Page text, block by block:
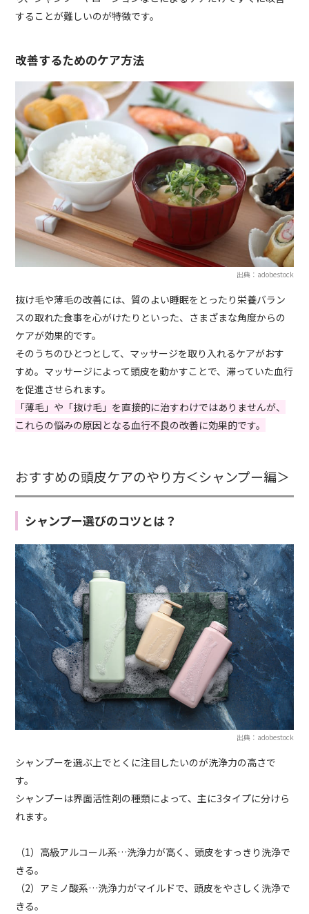
することが難しいのが特徴です。
改善するためのケア方法
出典：adobestock
抜け毛や薄毛の改善には、質のよい睡眠をとったり栄養バラン
スの取れた食事を心がけたりといった、さまざまな角度からの
ケアが効果的です。
そのうちのひとつとして、マッサージを取り入れるケアがおす
すめ。マッサージによって頭皮を動かすことで、滞っていた血行
を促進させられます。
「薄毛」や「抜け毛」を直接的に治すわけではありませんが、
これらの悩みの原因となる血行不良の改善に効果的です。
おすすめの頭皮ケアのやり方＜シャンプー編＞
シャンプー選びのコツとは？
出典：adobestock
シャンプーを選ぶ上でとくに注目したいのが洗浄力の高さで
す。
シャンプーは界面活性剤の種類によって、主に3タイプに分けら
れます。
（1）高級アルコール系…洗浄力が高く、頭皮をすっきり洗浄で
きる。
（2）アミノ酸系…洗浄力がマイルドで、頭皮をやさしく洗浄で
きる。